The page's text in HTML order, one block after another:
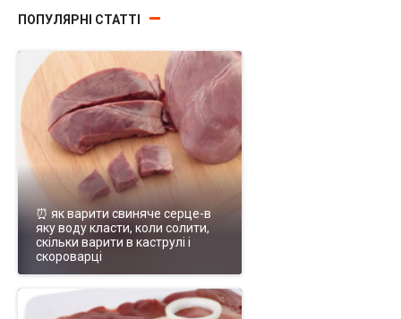
ПОПУЛЯРНІ СТАТТІ
⏰ як варити свиняче серце-в
яку воду класти, коли солити,
скільки варити в каструлі і
скороварці